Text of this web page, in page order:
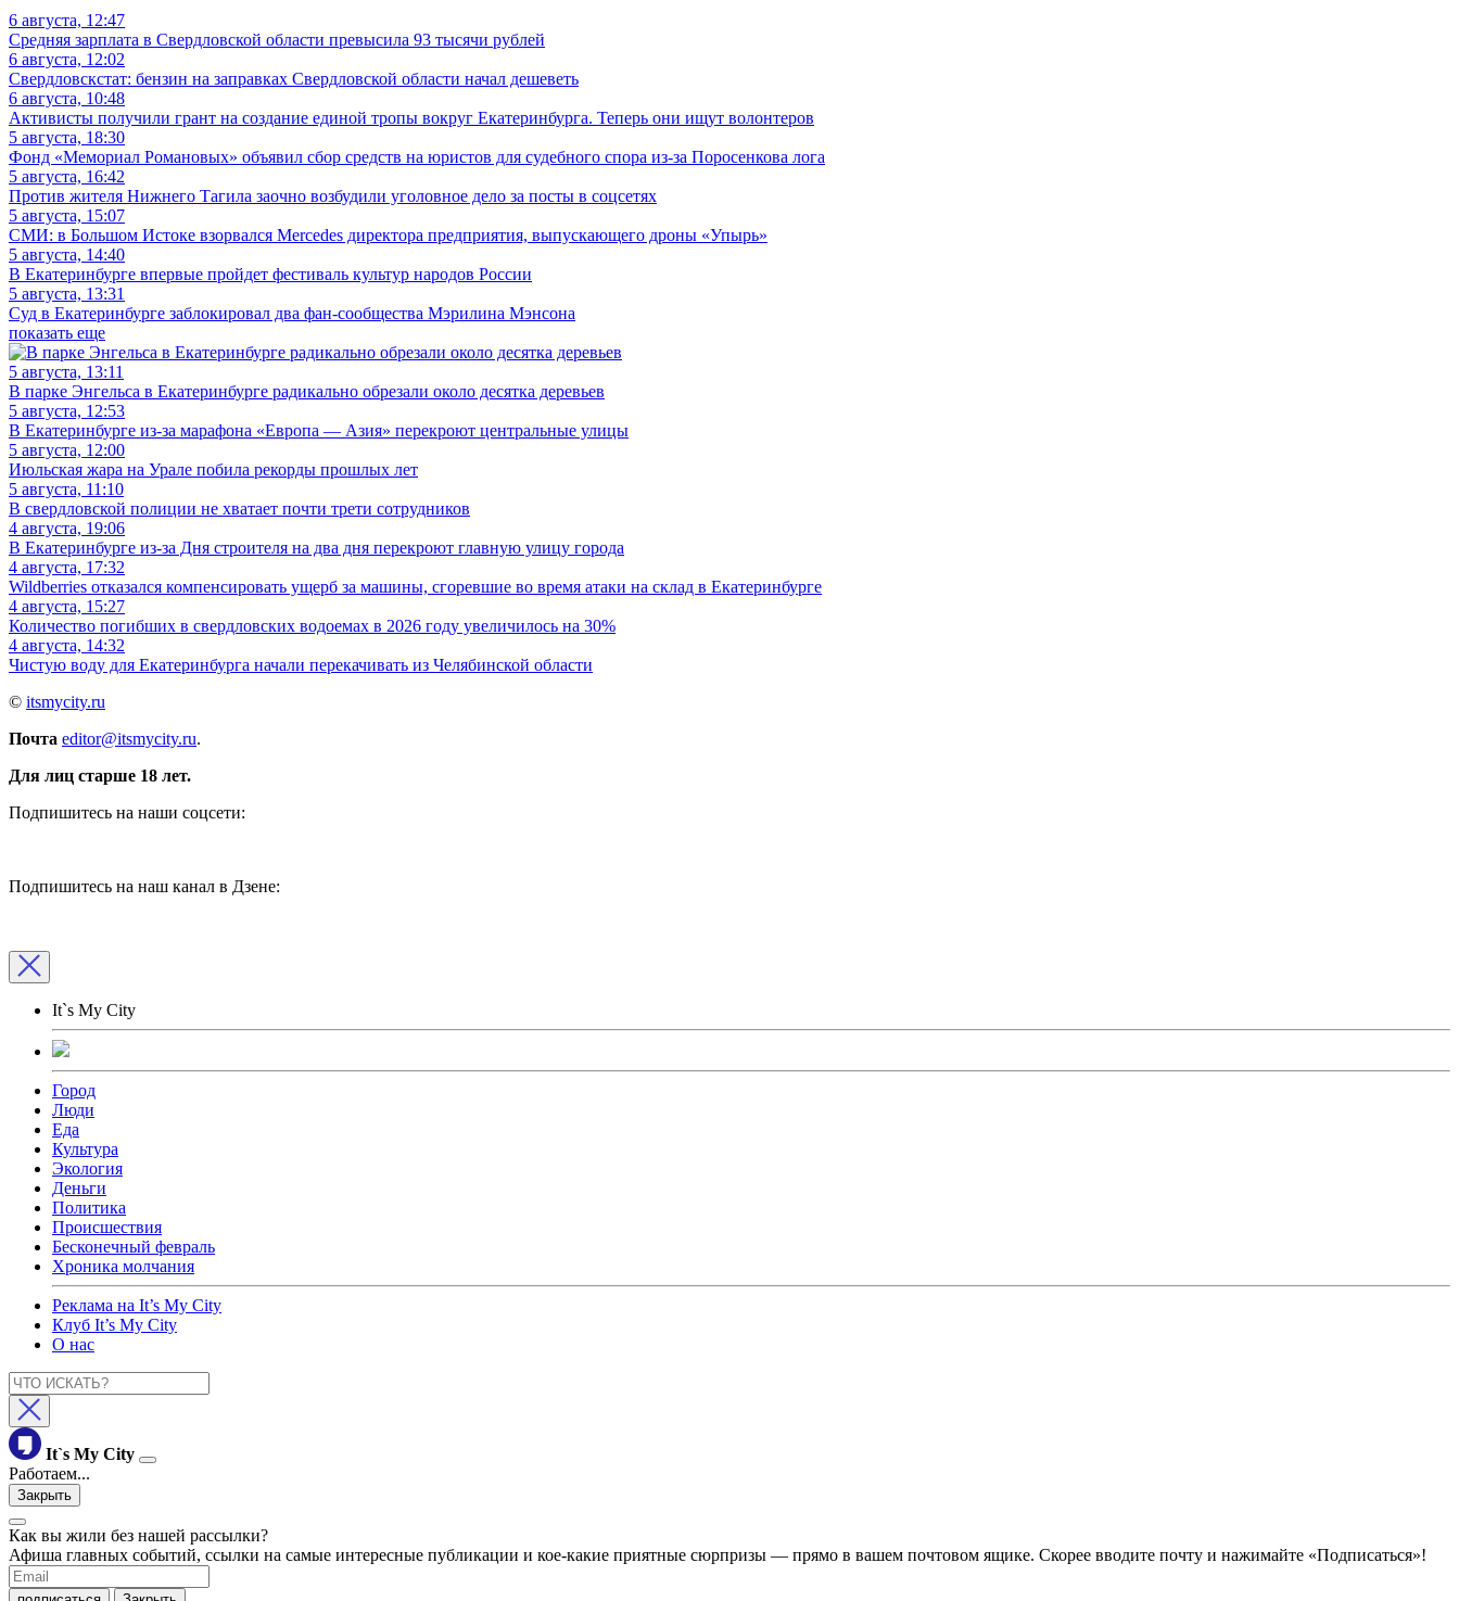
6 августа, 12:47
Средняя зарплата в Свердловской области превысила 93 тысячи рублей
6 августа, 12:02
Свердловскстат: бензин на заправках Свердловской области начал дешеветь
6 августа, 10:48
Активисты получили грант на создание единой тропы вокруг Екатеринбурга. Теперь они ищут волонтеров
5 августа, 18:30
Фонд «Мемориал Романовых» объявил сбор средств на юристов для судебного спора из-за Поросенкова лога
5 августа, 16:42
Против жителя Нижнего Тагила заочно возбудили уголовное дело за посты в соцсетях
5 августа, 15:07
СМИ: в Большом Истоке взорвался Mercedes директора предприятия, выпускающего дроны «Упырь»
5 августа, 14:40
В Екатеринбурге впервые пройдет фестиваль культур народов России
5 августа, 13:31
Суд в Екатеринбурге заблокировал два фан-сообщества Мэрилина Мэнсона
показать еще
5 августа, 13:11
В парке Энгельса в Екатеринбурге радикально обрезали около десятка деревьев
5 августа, 12:53
В Екатеринбурге из-за марафона «Европа — Азия» перекроют центральные улицы
5 августа, 12:00
Июльская жара на Урале побила рекорды прошлых лет
5 августа, 11:10
В свердловской полиции не хватает почти трети сотрудников
4 августа, 19:06
В Екатеринбурге из-за Дня строителя на два дня перекроют главную улицу города
4 августа, 17:32
Wildberries отказался компенсировать ущерб за машины, сгоревшие во время атаки на склад в Екатеринбурге
4 августа, 15:27
Количество погибших в свердловских водоемах в 2026 году увеличилось на 30%
4 августа, 14:32
Чистую воду для Екатеринбурга начали перекачивать из Челябинской области
© itsmycity.ru
Почта editor@itsmycity.ru.
Для лиц старше 18 лет.
Подпишитесь на наши соцсети:
Подпишитесь на наш канал в Дзене:
It`s My City
Город
Люди
Еда
Культура
Экология
Деньги
Политика
Происшествия
Бесконечный февраль
Хроника молчания
Реклама на It’s My City
Клуб It’s My City
О нас
It`s My City
Работаем...
Закрыть
Как вы жили без нашей рассылки?
Афиша главных событий, ссылки на самые интересные публикации и кое-какие приятные сюрпризы — прямо в вашем почтовом ящике. Скорее вводите почту и нажимайте «Подписаться»!